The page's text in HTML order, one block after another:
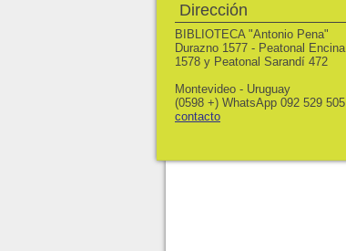
Dirección
BIBLIOTECA "Antonio Pena"
Durazno 1577 - Peatonal Encina
1578 y Peatonal Sarandí 472
Montevideo - Uruguay
(0598 +) WhatsApp 092 529 505
contacto